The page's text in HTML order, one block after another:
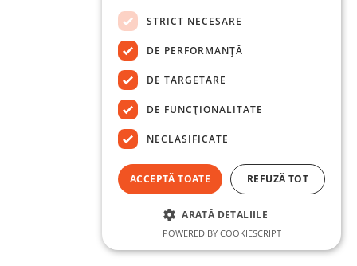
STRICT NECESARE
DE PERFORMANȚĂ
DE TARGETARE
DE FUNCŢIONALITATE
NECLASIFICATE
ACCEPTĂ TOATE REFUZĂ TOT
ARATĂ DETALIILE
POWERED BY COOKIESCRIPT